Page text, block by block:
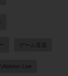
ゲーム音楽
Ableton Live